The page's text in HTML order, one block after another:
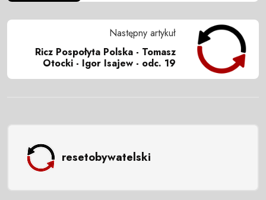
Następny artykuł
Ricz Pospołyta Polska - Tomasz
Otocki - Igor Isajew - odc. 19
resetobywatelski